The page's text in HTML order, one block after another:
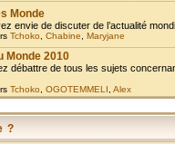
Monde
envie de discuter de l’actualité
Tchoko Chabine Maryjane
Monde 2010
débattre de tous les sujets
Tchoko OGOTEMMELI Alex
?